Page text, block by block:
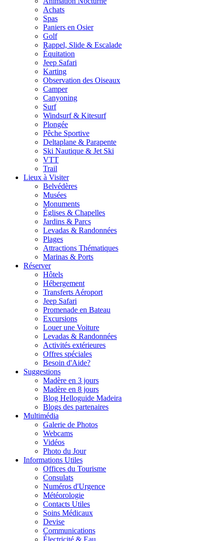
Achats
Spas
Paniers en Osier
Golf
Rappel, Slide & Escalade
Équitation
Jeep Safari
Karting
Observation des Oiseaux
Camper
Canyoning
Surf
Windsurf & Kitesurf
Plongée
Pêche Sportive
Deltaplane & Parapente
Ski Nautique & Jet Ski
VTT
Trail
Lieux à Visiter
Belvédères
Musées
Monuments
Églises & Chapelles
Jardins & Parcs
Levadas & Randonnées
Plages
Attractions Thématiques
Marinas & Ports
Réserver
Hôtels
Hébergement
Transferts Aéroport
Jeep Safari
Promenade en Bateau
Excursions
Louer une Voiture
Levadas & Randonnées
Activités extérieures
Offres spéciales
Besoin d'Aide?
Suggestions
Madère en 3 jours
Madère en 8 jours
Blog Helloguide Madeira
Blogs des partenaires
Multimédia
Galerie de Photos
Webcams
Vidéos
Photo du Jour
Informations Utiles
Offices du Tourisme
Consulats
Numéros d'Urgence
Météorologie
Contacts Utiles
Soins Médicaux
Devise
Communications
Électricité & Eau